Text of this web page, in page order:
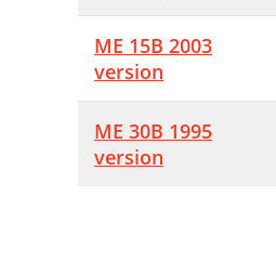
ME 15B 2003
version
ME 30B 1995
version